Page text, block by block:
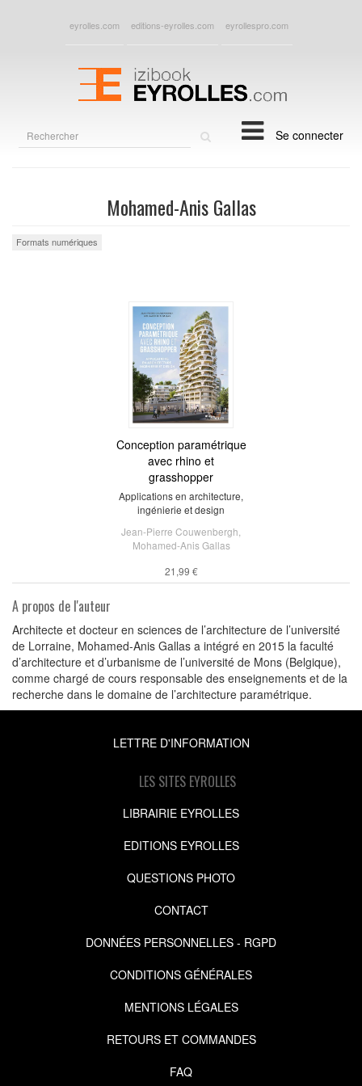
eyrolles.com editions-eyrolles.com eyrollespro.com
Se connecter
Mohamed-Anis Gallas
Formats numériques
Conception paramétrique
avec rhino et
grasshopper
Applications en architecture,
ingénierie et design
Jean-Pierre Couwenbergh
Mohamed-Anis Gallas
21,99 €
A propos de l'auteur
Architecte et docteur en sciences de l’architecture de l’université
de Lorraine, Mohamed-Anis Gallas a intégré en 2015 la faculté
d’architecture et d’urbanisme de l’université de Mons (Belgique),
comme chargé de cours responsable des enseignements et de la
recherche dans le domaine de l’architecture paramétrique.
LETTRE D'INFORMATION
LES SITES EYROLLES
LIBRAIRIE EYROLLES
EDITIONS EYROLLES
QUESTIONS PHOTO
CONTACT
DONNÉES PERSONNELLES - RGPD
CONDITIONS GÉNÉRALES
MENTIONS LÉGALES
RETOURS ET COMMANDES
FAQ